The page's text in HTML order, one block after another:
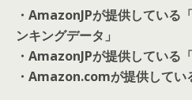
・AmazonJPが提供している
ンキングデータ」
・AmazonJPが提供している
・Amazon.comが提供して